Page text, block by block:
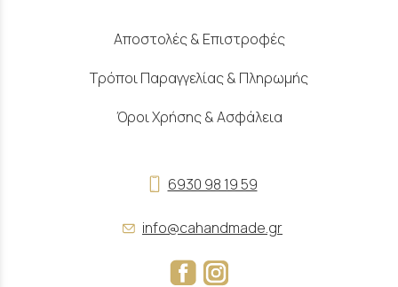
Αποστολές & Επιστροφές
Τρόποι Παραγγελίας & Πληρωμής
Όροι Χρήσης & Ασφάλεια
6930 98 19 59
info@cahandmade.gr